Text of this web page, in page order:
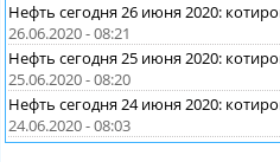
Нефть сегодня 26 июня 2020:
26.06.2020 - 08:21
Нефть сегодня 25 июня 2020:
25.06.2020 - 08:20
Нефть сегодня 24 июня 2020:
24.06.2020 - 08:03